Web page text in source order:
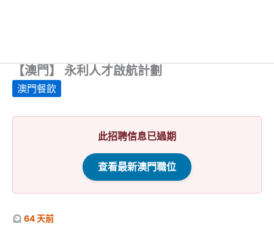
【澳門】 永利人才啟航計劃
澳門餐飲
此招聘信息已過期
查看最新澳門職位
64 天前